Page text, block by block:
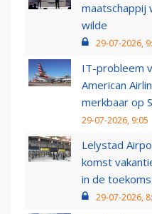
maatschappij
wilde
29-07-2026,
IT-probleem
American
merkbaar op
29-07-2026, 9:05
Lelystad
komst
in de
29-07-2026,